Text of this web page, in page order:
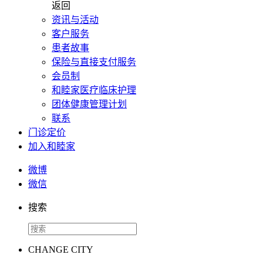
返回
资讯与活动
客户服务
患者故事
保险与直接支付服务
会员制
和睦家医疗临床护理
团体健康管理计划
联系
门诊定价
加入和睦家
微博
微信
搜索
CHANGE CITY